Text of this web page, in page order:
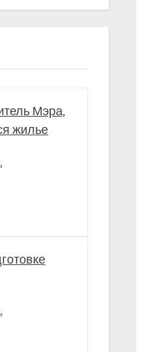
Мэра,
жилье